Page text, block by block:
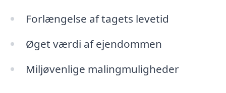
Forlængelse af tagets levetid
Øget værdi af ejendommen
Miljøvenlige malingmuligheder